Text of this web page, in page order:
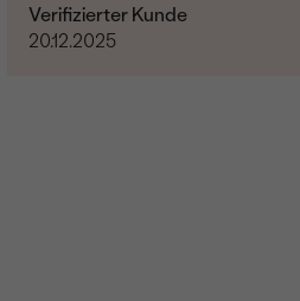
Verifizierter Kunde
20.12.2025